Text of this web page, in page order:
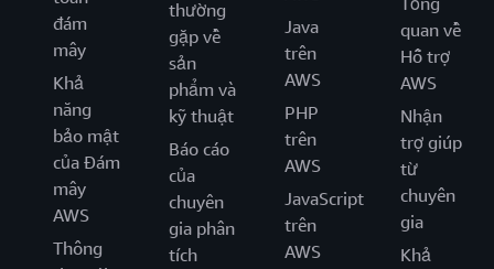
đám
mây
Khả
năng
bảo mật
của Đám
mây
AWS
Thông
thường
gặp về
sản
phẩm và
kỹ thuật
Báo cáo
của
chuyên
gia phân
tích
Java
trên
AWS
PHP
trên
AWS
JavaScript
trên
AWS
quan về
Hỗ trợ
AWS
Nhận
trợ giúp
từ
chuyên
gia
Khả